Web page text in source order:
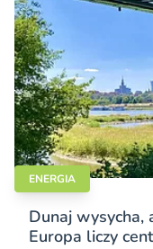
ENERGIA
Dunaj wysycha,
Europa liczy